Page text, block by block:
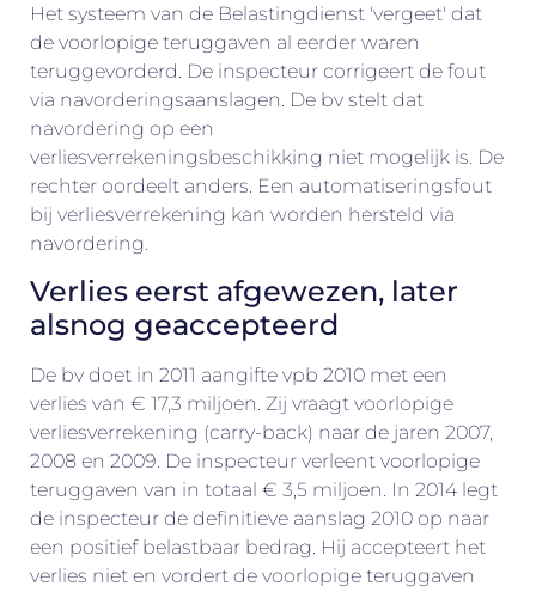
Het systeem van de Belastingdienst 'vergeet' dat
de voorlopige teruggaven al eerder waren
teruggevorderd. De inspecteur corrigeert de fout
via navorderingsaanslagen. De bv stelt dat
navordering op een
verliesverrekeningsbeschikking niet mogelijk is. De
rechter oordeelt anders. Een automatiseringsfout
bij verliesverrekening kan worden hersteld via
navordering.
Verlies eerst afgewezen, later
alsnog geaccepteerd
De bv doet in 2011 aangifte vpb 2010 met een
verlies van € 17,3 miljoen. Zij vraagt voorlopige
verliesverrekening (carry-back) naar de jaren 2007,
2008 en 2009. De inspecteur verleent voorlopige
teruggaven van in totaal € 3,5 miljoen. In 2014 legt
de inspecteur de definitieve aanslag 2010 op naar
een positief belastbaar bedrag. Hij accepteert het
verlies niet en vordert de voorlopige teruggaven